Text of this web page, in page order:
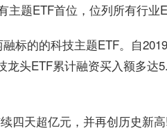
主题ETF首位，位列所有行业
标的的科技主题ETF。自
头ETF累计融资买入额多达
四天超亿元，并再创历史新